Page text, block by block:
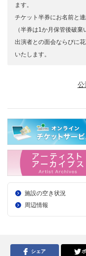
ます。
チケット半券にお名前と
（半券は1か月保管後破棄
出演者との面会ならびに
いたします。
公
施設の空き状況
周辺情報
シェア